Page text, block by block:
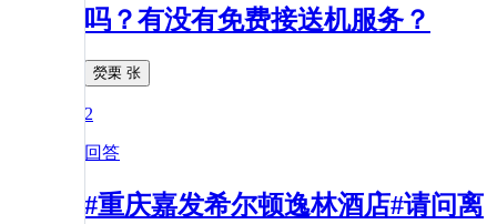
吗？有没有免费接送机服务？
熒栗 张
2
回答
#重庆嘉发希尔顿逸林酒店#请问离